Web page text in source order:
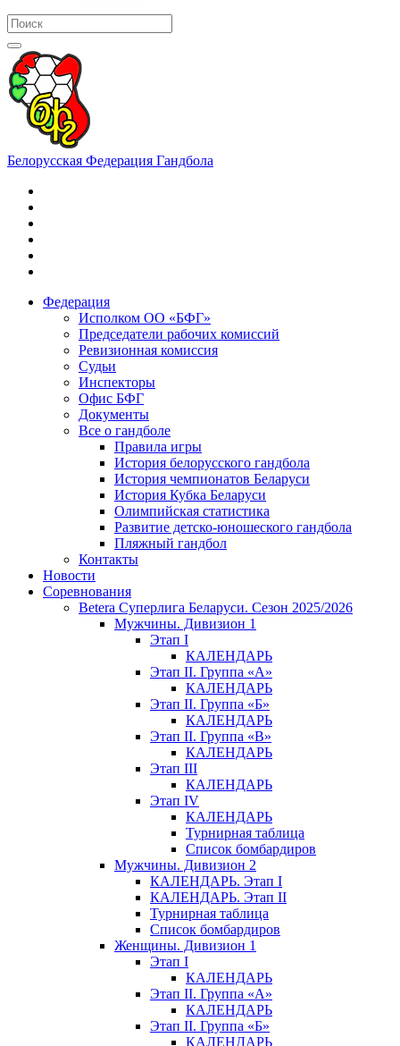
Белорусская Федерация Гандбола
Федерация
Исполком ОО «БФГ»
Председатели рабочих комиссий
Ревизионная комиссия
Судьи
Инспекторы
Офис БФГ
Документы
Все о гандболе
Правила игры
История белорусского гандбола
История чемпионатов Беларуси
История Кубка Беларуси
Олимпийская статистика
Развитие детско-юношеского гандбола
Пляжный гандбол
Контакты
Новости
Соревнования
Betera Суперлига Беларуси. Сезон 2025/2026
Мужчины. Дивизион 1
Этап I
КАЛЕНДАРЬ
Этап II. Группа «А»
КАЛЕНДАРЬ
Этап II. Группа «Б»
КАЛЕНДАРЬ
Этап II. Группа «В»
КАЛЕНДАРЬ
Этап III
КАЛЕНДАРЬ
Этап IV
КАЛЕНДАРЬ
Турнирная таблица
Список бомбардиров
Мужчины. Дивизион 2
КАЛЕНДАРЬ. Этап I
КАЛЕНДАРЬ. Этап II
Турнирная таблица
Список бомбардиров
Женщины. Дивизион 1
Этап I
КАЛЕНДАРЬ
Этап II. Группа «А»
КАЛЕНДАРЬ
Этап II. Группа «Б»
КАЛЕНДАРЬ